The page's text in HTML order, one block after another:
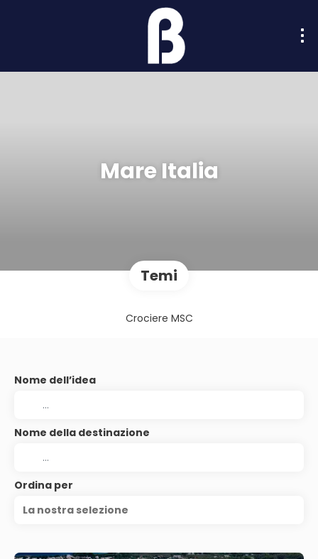
Mare Italia
Temi
Crociere MSC
Nome dell’idea
Nome della destinazione
Ordina per
La nostra selezione